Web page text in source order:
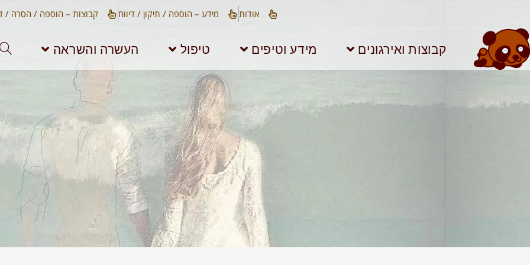
אודות​ מידע – הוספה / תיקון / דיווח קבוצות – הוספה / הסרה /
קבוצות ואירגונים מידע וטיפים טיפול העשרה והשראה